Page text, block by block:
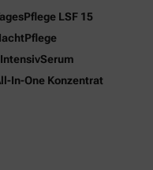
LSF 15
In-One Konzentrat